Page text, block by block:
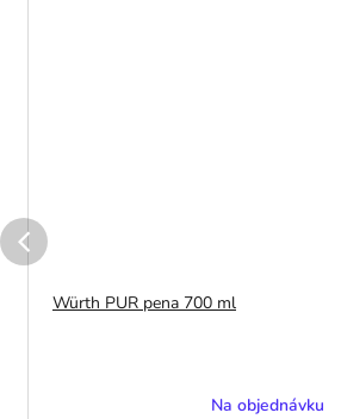
Würth PUR pena 700 ml
Na objednávku